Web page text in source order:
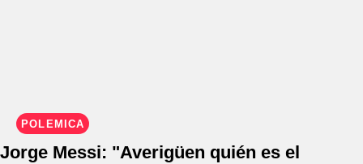
POLÉMICA
Jorge Messi: "Averigüen quién es el